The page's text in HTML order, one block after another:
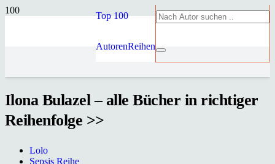
Top 100
AutorenReihen
Ilona Bulazel – alle Bücher in richtiger
Reihenfolge >>
Lolo
Sepsis Reihe